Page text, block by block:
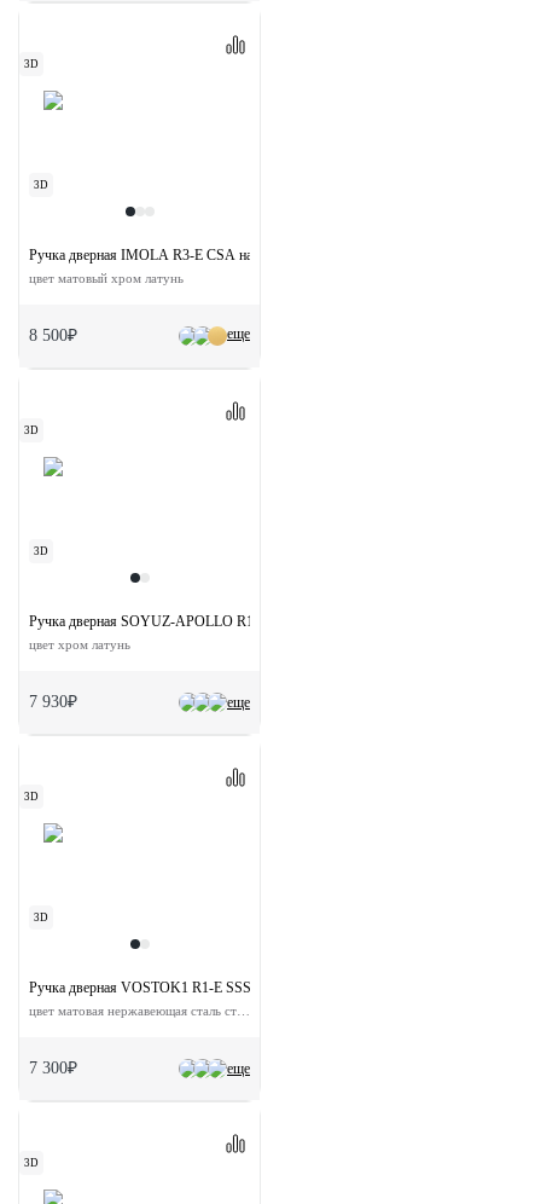
3D
3D
еще
Ручка дверная IMOLA R3-E CSA на круглой розетке
цвет матовый хром латунь
8 500₽
3D
3D
еще
Ручка дверная SOYUZ-APOLLO R1-E SSB на круглой розетке
цвет хром латунь
7 930₽
3D
3D
еще
Ручка дверная VOSTOK1 R1-E SSS на круглой розетке
7 300₽
3D